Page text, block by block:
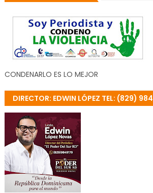
CONDENARLO ES LO MEJOR
DIRECTOR: EDWIN LÓPEZ TEL: (829)